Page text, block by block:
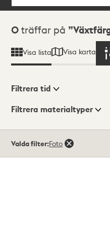
Sökresultat
0 träffar på
Visa lista Visa karta
Visningsläge
Filtrera tid
Filtrera materialtyper
träffar
Valda filter:Foto